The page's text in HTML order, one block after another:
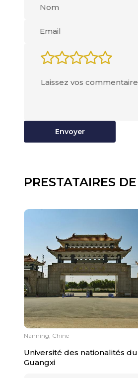
Envoyer
PRESTATAIRES
Nanning, Chine
Université des nationalités du
Guangxi